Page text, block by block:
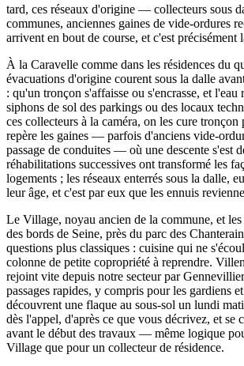
tard, ces réseaux d'origine — collecteurs sous
communes, anciennes gaines de vide-ordures
arrivent en bout de course, et c'est précisément
À la Caravelle comme dans les résidences du
évacuations d'origine courent sous la dalle
: qu'un tronçon s'affaisse ou s'encrasse, et l'eau
siphons de sol des parkings ou des locaux
ces collecteurs à la caméra, on les cure tronçon
repère les gaines — parfois d'anciens vide-
passage de conduites — où une descente s'est
réhabilitations successives ont transformé les
logements ; les réseaux enterrés sous la dalle,
leur âge, et c'est par eux que les ennuis
Le Village, noyau ancien de la commune, et les
des bords de Seine, près du parc des
questions plus classiques : cuisine qui ne
colonne de petite copropriété à reprendre.
rejoint vite depuis notre secteur par
passages rapides, y compris pour les gardiens
découvrent une flaque au sous-sol un lundi
dès l'appel, d'après ce que vous décrivez, et se
avant le début des travaux — même logique
Village que pour un collecteur de résidence.